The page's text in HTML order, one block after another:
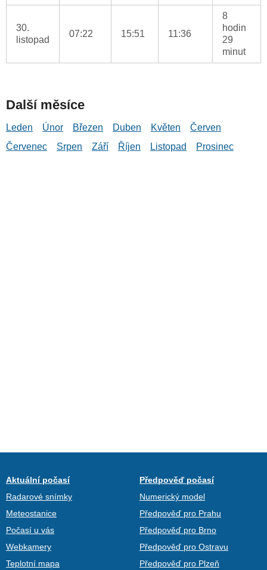
30.
listopad
07:22 15:51 11:36
8
hodin
29
minut
Další měsíce
Leden Únor Březen Duben Květen
Červen
Červenec
Srpen Září Říjen Listopad Prosinec
Aktuální počasí
Radarové snímky
Meteostanice
Počasí u vás
Webkamery
Teplotní mapa
Předpověď počasí
Numerický model
Předpověď pro Prahu
Předpověď pro Brno
Předpověď pro Ostravu
Předpověď pro Plzeň